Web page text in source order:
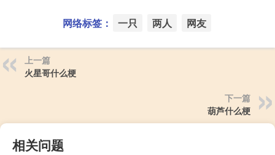
网络标签： 一只 两人 网友
上一篇
火星哥什么梗
下一篇
葫芦什么梗
相关问题